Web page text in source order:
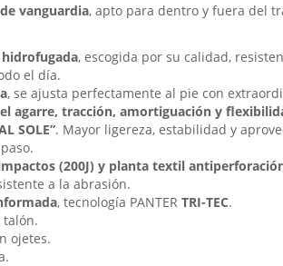
vanguardia, apto para dentro y fuera del
, escogida por su calidad,
el día.
, se ajusta perfectamente al pie con
agarre, tracción, amortiguación y
SOLE”. Mayor ligereza, estabilidad y
(200J) y planta textil
a la abrasión.
, tecnología PANTER TRI-TEC.
talón.
ojetes.